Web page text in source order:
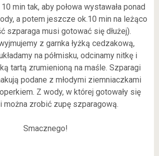
min tak, aby połowa wystawała ponad
a potem jeszcze ok.10 min na leżąco
szparaga musi gotować się dłużej).
z garnka łyżką cedzakową,
na półmisku, odcinamy nitkę i
tartą zrumienioną na maśle. Szparagi
podane z młodymi ziemniaczkami
Z wody, w której gotowały się
można zrobić zupę szparagową.
Smacznego!